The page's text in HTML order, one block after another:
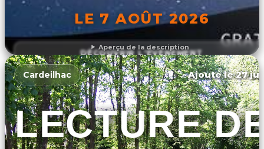
Aperçu de la description
LE 7 AOÛT 2026
DÉCOUVRIR L'ÉVÉNEMENT
Cardeilhac Ajouté le 27
LECTURE